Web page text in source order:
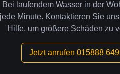
Bei laufendem Wasser in der
jede Minute. Kontaktieren Sie
Hilfe, um größere Schäden zu
Jetzt anrufen 015888